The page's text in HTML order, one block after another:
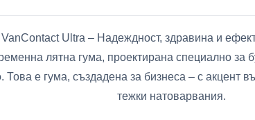
Ultra – Надеждност, здравина и
лятна гума, проектирана специално за
е гума, създадена за бизнеса – с акцент
тежки натоварвания.